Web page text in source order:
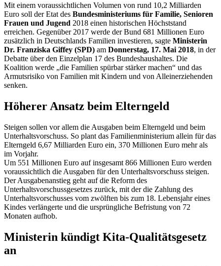
Mit einem voraussichtlichen Volumen von rund 10,2 Milliarden
Euro soll derEtat des Bundesministeriums für Familie, Senioren
Frauen und Jugend 2018 einen historischen Höchststand
erreichen. Gegenüber 2017 werde der Bund 681 Millionen Euro
zusätzlich in Deutschlands Familien investieren, sagte Ministerin
Dr. Franziska Giffey (SPD) am Donnerstag, 17. Mai 2018, in der
Debatte über den Einzelplan 17 des Bundeshaushaltes. Die
Koalition werde „die Familien spürbar stärker machen“ und das
Armutsrisiko von Familien mit Kindern und von Alleinerziehenden
senken.
Höherer Ansatz beim Elterngeld
Steigen sollen vor allem die Ausgaben beim Elterngeld und beim
Unterhaltsvorschuss. So plant das Familienministerium allein für das
Elterngeld 6,67 Milliarden Euro ein, 370 Millionen Euro mehr als
im Vorjahr.
Um 551 Millionen Euro auf insgesamt 866 Millionen Euro werden
voraussichtlich die Ausgaben für den Unterhaltsvorschuss steigen.
Der Ausgabenanstieg geht auf die Reform des
Unterhaltsvorschussgesetzes zurück, mit der die Zahlung des
Unterhaltsvorschusses vom zwölften bis zum 18. Lebensjahr eines
Kindes verlängerte und die ursprüngliche Befristung von 72
Monaten aufhob.
Ministerin kündigt Kita-Qualitätsgesetz
an